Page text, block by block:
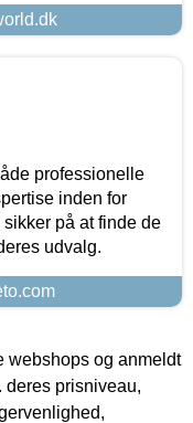
professionelle
inden for
på at finde de
udvalg.
webshops og anmeldt
deres prisniveau,